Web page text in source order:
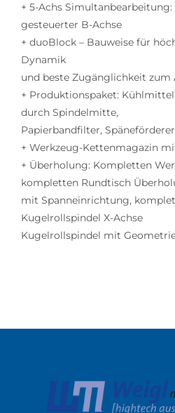
+ 5-Achs
gesteuerter B-Achse
+ duoBlock – Bauweise für
Dynamik
und beste Zugänglichkeit zum
+ Produktionspaket:
durch Spindelmitte,
Papierbandfilter,
+ Werkzeug-Kettenmagazin
+ Überholung: Kompletten
kompletten Rundtisch
mit Spanneinrichtung,
Kugelrollspindel X-Achse
Kugelrollspindel mit